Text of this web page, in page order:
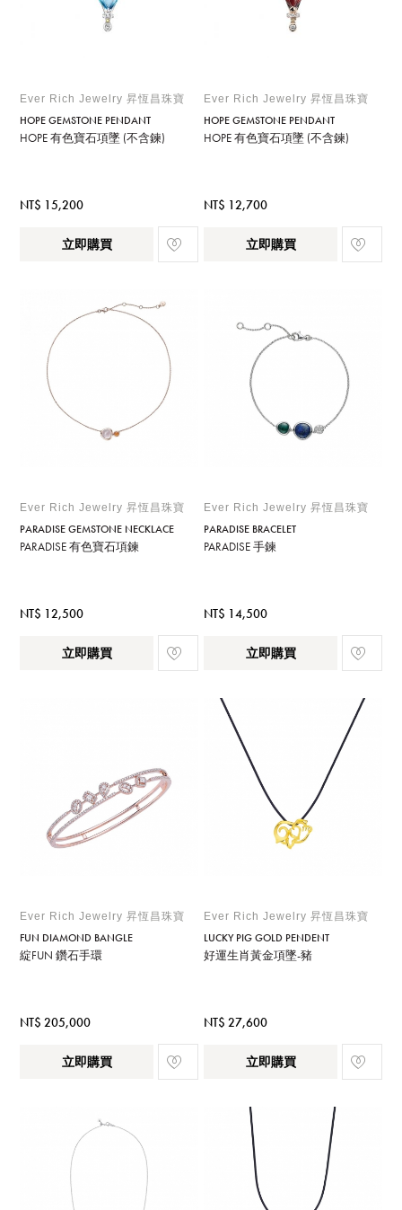
Ever Rich Jewelry 昇恆昌珠寶
HOPE GEMSTONE PENDANT
HOPE 有色寶石項墜 (不含鍊)
NT$ 15,200
立即購買
Ever Rich Jewelry 昇恆昌珠寶
HOPE GEMSTONE PENDANT
HOPE 有色寶石項墜 (不含鍊)
NT$ 12,700
立即購買
Ever Rich Jewelry 昇恆昌珠寶
PARADISE GEMSTONE NECKLACE
PARADISE 有色寶石項鍊
NT$ 12,500
立即購買
Ever Rich Jewelry 昇恆昌珠寶
PARADISE BRACELET
PARADISE 手鍊
NT$ 14,500
立即購買
Ever Rich Jewelry 昇恆昌珠寶
FUN DIAMOND BANGLE
綻FUN 鑽石手環
NT$ 205,000
立即購買
Ever Rich Jewelry 昇恆昌珠寶
LUCKY PIG GOLD PENDENT
好運生肖黃金項墜-豬
NT$ 27,600
立即購買